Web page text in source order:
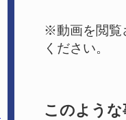
※動画を閲覧
ください。
このよう